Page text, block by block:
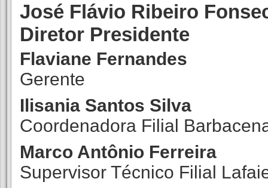
José Flávio Ribeiro
Diretor Presidente
Flaviane Fernandes
Gerente
Ilisania Santos Silva
Coordenadora Filial
Marco Antônio Ferreira
Supervisor Técnico Filial